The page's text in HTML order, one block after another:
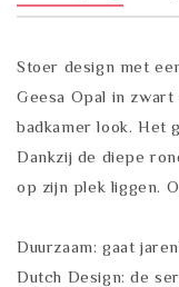
Stoer design met
Geesa Opal in
badkamer look. Het
Dankzij de diepe
op zijn plek liggen.
Duurzaam: gaat
Dutch Design: de